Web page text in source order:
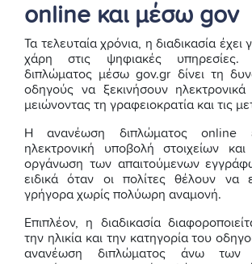
online και μέσω gov
Τα τελευταία χρόνια, η διαδικασία έχει
χάρη στις ψηφιακές
διπλώματος μέσω gov.gr δίνει τη
οδηγούς να ξεκινήσουν ηλεκτρονικά
μειώνοντας τη γραφειοκρατία και τις
Η ανανέωση διπλώματος online
ηλεκτρονική υποβολή στοιχείων
οργάνωση των απαιτούμενων
ειδικά όταν οι πολίτες θέλουν να
γρήγορα χωρίς πολύωρη αναμονή.
Επιπλέον, η διαδικασία
την ηλικία και την κατηγορία του
ανανέωση διπλώματος άνω των